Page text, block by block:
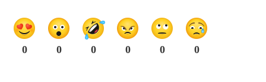
0 0 0 0 0 0